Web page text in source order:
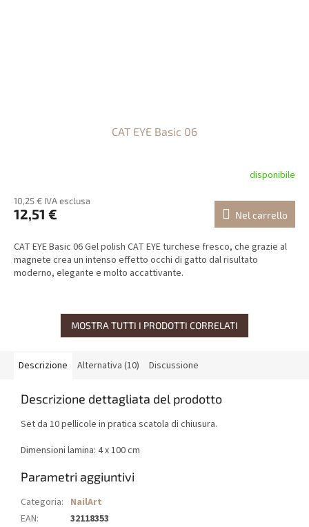
CAT EYE Basic 06
disponibile
10,25 € IVA esclusa
12,51 € Nel carrello
CAT EYE Basic 06 Gel polish CAT EYE turchese fresco, che grazie al
magnete crea un intenso effetto occhi di gatto dal risultato
moderno, elegante e molto accattivante.
MOSTRA TUTTI I PRODOTTI CORRELATI
Descrizione Alternativa (10) Discussione
Descrizione dettagliata del prodotto
Set da 10 pellicole in pratica scatola di chiusura.
Dimensioni lamina: 4 x 100 cm
Parametri aggiuntivi
Categoria: NailArt
EAN: 32118353